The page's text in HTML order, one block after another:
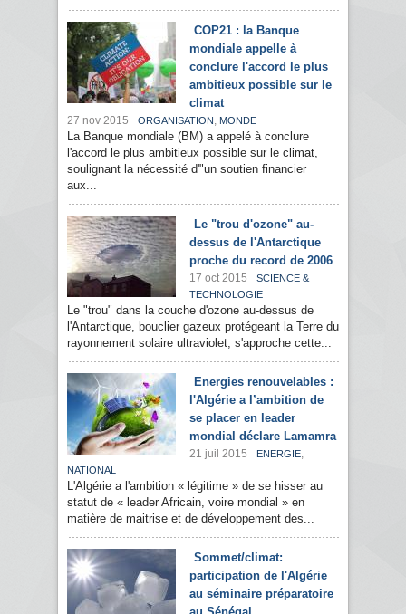
COP21 : la Banque
mondiale appelle à
conclure l'accord le plus
ambitieux possible sur le
climat
27 nov 2015 ORGANISATION , MONDE
La Banque mondiale (BM) a appelé à conclure
l'accord le plus ambitieux possible sur le climat,
soulignant la nécessité d'"un soutien financier
aux...
Le "trou d'ozone" au-
dessus de l'Antarctique
proche du record de 2006
17 oct 2015
SCIENCE &
TECHNOLOGIE
Le "trou" dans la couche d'ozone au-dessus de
l'Antarctique, bouclier gazeux protégeant la Terre du
rayonnement solaire ultraviolet, s'approche cette...
Energies renouvelables :
l'Algérie a l’ambition de
se placer en leader
mondial déclare Lamamra
21 juil 2015 ENERGIE,
NATIONAL
L'Algérie a l'ambition « légitime » de se hisser au
statut de « leader Africain, voire mondial » en
matière de maitrise et de développement des...
Sommet/climat:
participation de l'Algérie
au séminaire préparatoire